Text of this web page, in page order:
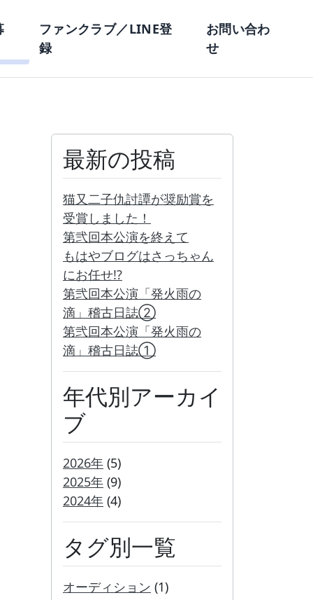
ファンクラブ／LINE登
録
お問い合わ
せ
最新の投稿
猫又二子仇討譚が奨励賞を
受賞しました！
第弐回本公演を終えて
もはやブログはさっちゃん
にお任せ!?
第弐回本公演「発火雨の
滴」稽古日誌②
第弐回本公演「発火雨の
滴」稽古日誌①
年代別アーカイ
ブ
2026年 (5)
2025年 (9)
2024年 (4)
タグ別一覧
オーディション (1)